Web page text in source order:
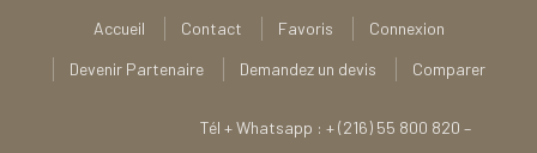
Accueil Contact Favoris
Connexion
Devenir Partenaire
Demandez un devis Comparer
Tél + Whatsapp : + (216) 55 800 820 –